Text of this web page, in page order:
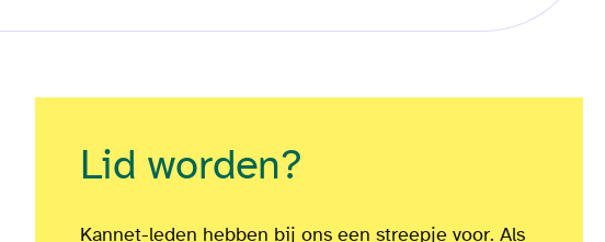
Lid worden?
Kannet-leden hebben bij ons een streepje voor. Als